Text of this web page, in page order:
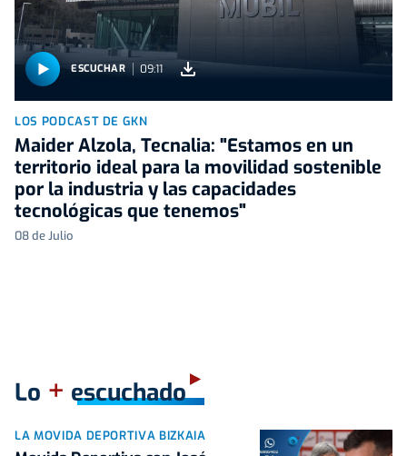
ESCUCHAR 09:11
LOS PODCAST DE GKN
Maider Alzola, Tecnalia: "Estamos en un
territorio ideal para la movilidad sostenible
por la industria y las capacidades
tecnológicas que tenemos"
08 de Julio
Lo + escuchado
LA MOVIDA DEPORTIVA BIZKAIA